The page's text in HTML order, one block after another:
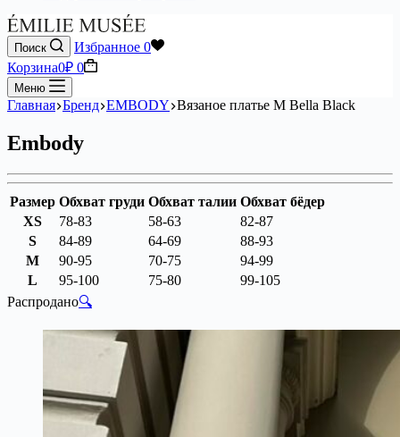
Поиск Избранное 0
Корзина0₽ 0
Меню
Главная Бренд EMBODY Вязаное платье M Bella Black
Embody
Размер Обхват груди Обхват талии Обхват бёдер
XS
78-83 58-63
82-87
S
84-89 64-69
88-93
M
90-95 70-75
94-99
L
95-100 75-80
99-105
Распродано🔍